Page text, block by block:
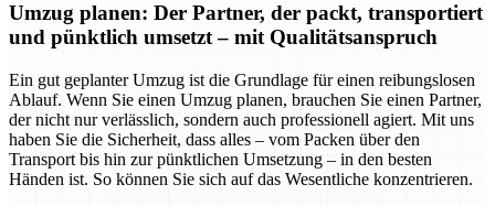
Umzug planen: Der Partner, der packt, transportiert
und pünktlich umsetzt – mit Qualitätsanspruch
Ein gut geplanter Umzug ist die Grundlage für einen reibungslosen
Ablauf. Wenn Sie einen Umzug planen, brauchen Sie einen Partner,
der nicht nur verlässlich, sondern auch professionell agiert. Mit uns
haben Sie die Sicherheit, dass alles – vom Packen über den
Transport bis hin zur pünktlichen Umsetzung – in den besten
Händen ist. So können Sie sich auf das Wesentliche konzentrieren.